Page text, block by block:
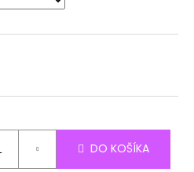
DO KOŠÍKA